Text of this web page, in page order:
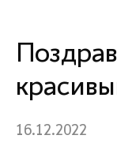
16.12.2022